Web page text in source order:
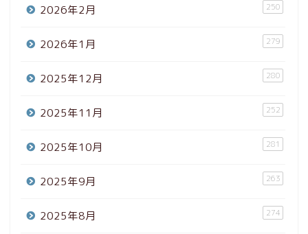
2026年2月 250
2026年1月 279
2025年12月 280
2025年11月 252
2025年10月 281
2025年9月 263
2025年8月 274